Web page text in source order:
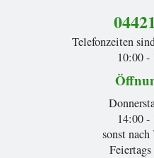
Telefonzeiten
10:00
14:00
sonst
Feiertags